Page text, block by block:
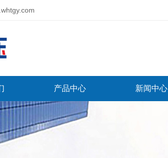
产品中心 新闻中心